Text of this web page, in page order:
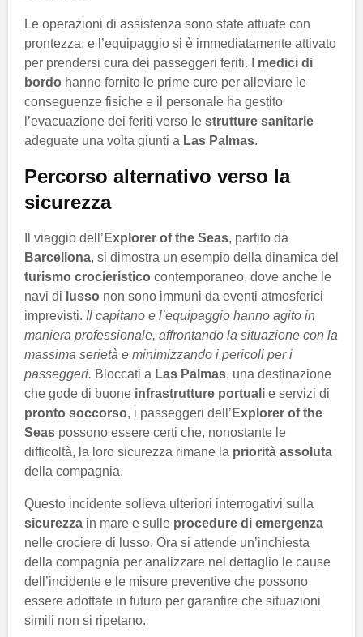
Le operazioni di assistenza sono state attuate con
prontezza, e l’equipaggio si è immediatamente attivato
per prendersi cura dei passeggeri feriti. I medici di
bordo hanno fornito le prime cure per alleviare le
conseguenze fisiche e il personale ha gestito
l’evacuazione dei feriti verso le strutture sanitarie
adeguate una volta giunti a Las Palmas.
Percorso alternativo verso la
sicurezza
Il viaggio dell’ Explorer of the Seas, partito da
Barcellona, si dimostra un esempio della dinamica del
turismo crocieristico contemporaneo, dove anche le
navi di lusso non sono immuni da eventi atmosferici
imprevisti. Il capitano e l’equipaggio hanno agito in
maniera professionale, affrontando la situazione con la
massima serietà e minimizzando i pericoli per i
passeggeri. Bloccati a Las Palmas, una destinazione
che gode di buone infrastrutture portuali e servizi di
pronto soccorso, i passeggeri dell’ Explorer of the
Seas possono essere certi che, nonostante le
difficoltà, la loro sicurezza rimane la priorità assoluta
della compagnia.
Questo incidente solleva ulteriori interrogativi sulla
sicurezza in mare e sulle procedure di emergenza
nelle crociere di lusso. Ora si attende un’inchiesta
della compagnia per analizzare nel dettaglio le cause
dell’incidente e le misure preventive che possono
essere adottate in futuro per garantire che situazioni
simili non si ripetano.